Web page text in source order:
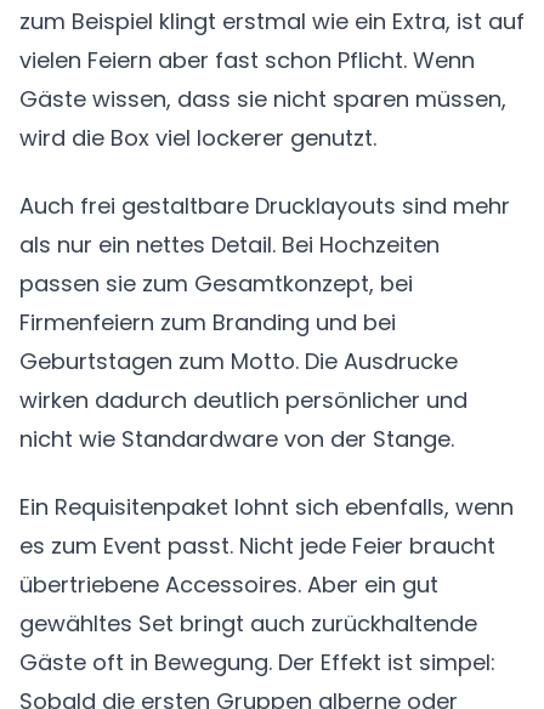
zum Beispiel klingt erstmal wie ein Extra, ist auf
vielen Feiern aber fast schon Pflicht. Wenn
Gäste wissen, dass sie nicht sparen müssen,
wird die Box viel lockerer genutzt.
Auch frei gestaltbare Drucklayouts sind mehr
als nur ein nettes Detail. Bei Hochzeiten
passen sie zum Gesamtkonzept, bei
Firmenfeiern zum Branding und bei
Geburtstagen zum Motto. Die Ausdrucke
wirken dadurch deutlich persönlicher und
nicht wie Standardware von der Stange.
Ein Requisitenpaket lohnt sich ebenfalls, wenn
es zum Event passt. Nicht jede Feier braucht
übertriebene Accessoires. Aber ein gut
gewähltes Set bringt auch zurückhaltende
Gäste oft in Bewegung. Der Effekt ist simpel:
Sobald die ersten Gruppen alberne oder